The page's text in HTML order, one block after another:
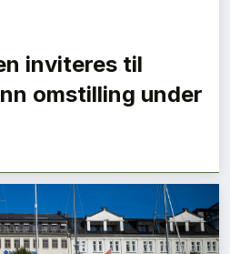
inviteres til
omstilling under